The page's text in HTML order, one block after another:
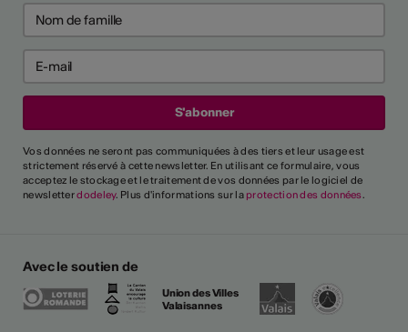
Vos données ne seront pas communiquées à des tiers et leur usage est
strictement réservé à cette newsletter. En utilisant ce formulaire, vous
acceptez le stockage et le traitement de vos données par le logiciel de
newsletterdodeley. Plus d'informations sur la protection des données.
Avec le soutien de
Union des Villes
Valaisannes